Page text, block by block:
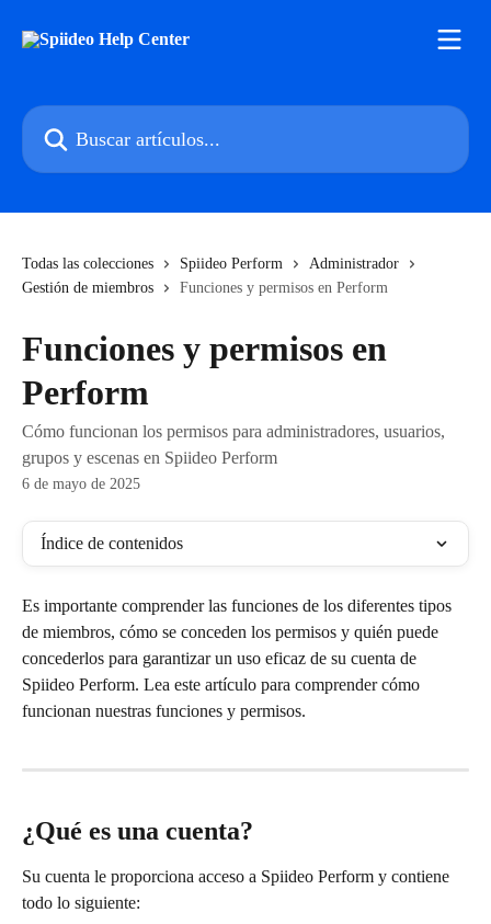
Buscar artículos...
Todas las colecciones Spiideo Perform
Administrador
Gestión de miembros
Funciones y permisos en Perform
Funciones y permisos en
Perform
Cómo funcionan los permisos para administradores, usuarios,
grupos y escenas en Spiideo Perform
6 de mayo de 2025
Índice de contenidos
Es importante comprender las funciones de los diferentes tipos
de miembros, cómo se conceden los permisos y quién puede
concederlos para garantizar un uso eficaz de su cuenta de
Spiideo Perform. Lea este artículo para comprender cómo
funcionan nuestras funciones y permisos.
¿Qué es una cuenta?
Su cuenta le proporciona acceso a Spiideo Perform y contiene
todo lo siguiente: